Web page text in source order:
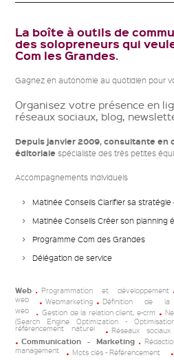
La boîte à outils de
des solopreneurs qui
Com les Grandes.
Gagnez en autonomie au quotidien pour
Organisez votre présence en
réseaux sociaux, blog,
Depuis janvier 2009, consultante en
éditorialespécialiste des très petites
Accompagnements individuels
Matinée Conseils Clarifier sa
Matinée Conseils Créer son planning
Programme Com des Grandes
Délégation de service
Web Programmation et développement
web
Webmarketing
Définition de la
web
Gestion de la relation client, e-crm
(Search Engine Optimization -
référencement naturel Réseaux sociaux
Communication - Marketing
management
Mots clés - Référencement